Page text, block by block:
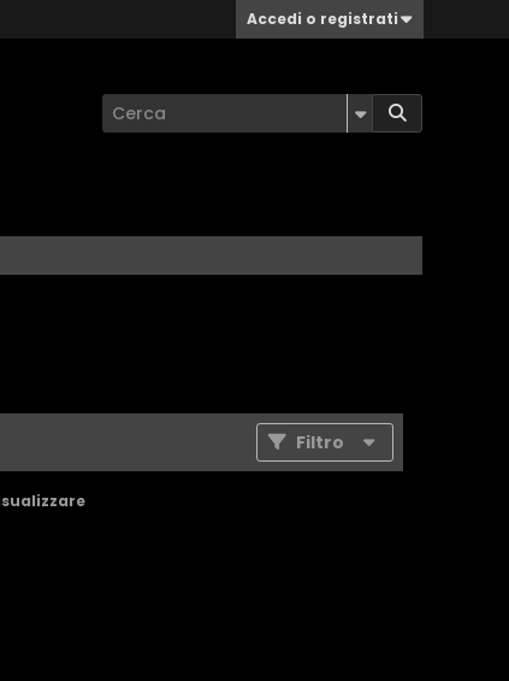
Accedi o registrati
Filtro